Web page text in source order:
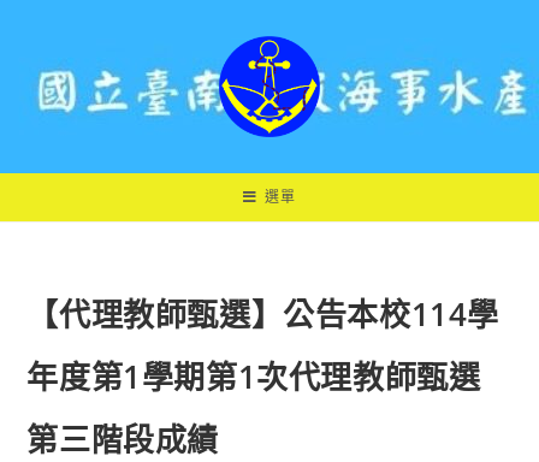
選單
【代理教師甄選】公告本校114學
年度第1學期第1次代理教師甄選
第三階段成績